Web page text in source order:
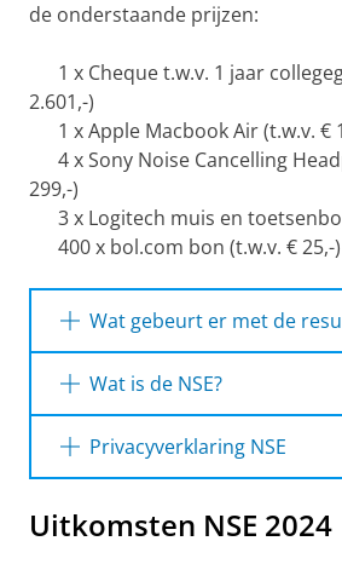
de onderstaande prijzen:
1 x Cheque t.w.v. 1 jaar
2.601,-)
1 x Apple Macbook Air (t.w.v. €
4 x Sony Noise Cancelling
299,-)
3 x Logitech muis en
400 x bol.com bon (t.w.v. € 25,-)
Wat gebeurt er met de
Zodra de uitkomsten
RUG aan de slag met de
en besproken door
universiteit en faculteiten,
onderwijscoördinatoren,
kwaliteitszorgmedewerkers,
Wat is de NSE?
De NSE (Nationale Studenten
grootschalig landelijk
opleiding. De NSE wordt in
Privacyverklaring NSE
persoonsgegevens van jou
Uitkomsten NSE 2024